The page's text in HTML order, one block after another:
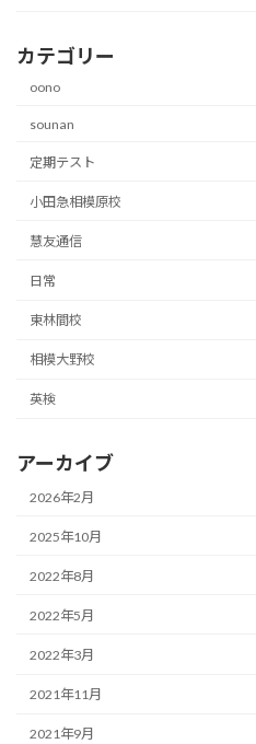
カテゴリー
oono
sounan
定期テスト
小田急相模原校
慧友通信
日常
東林間校
相模大野校
英検
アーカイブ
2026年2月
2025年10月
2022年8月
2022年5月
2022年3月
2021年11月
2021年9月